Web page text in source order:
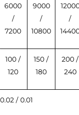
6000
/
7200
9000
/
10800
/
100 /
120
150 /
180
200 /
240
0.02 / 0.01